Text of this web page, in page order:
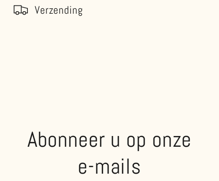
Verzending
Abonneer u op onze
e-mails